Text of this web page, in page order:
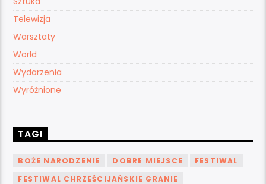
Telewizja
Warsztaty
World
Wydarzenia
Wyróżnione
TAGI
BOŻE NARODZENIE DOBRE MIEJSCE
FESTIWAL
FESTIWAL CHRZEŚCIJAŃSKIE GRANIE